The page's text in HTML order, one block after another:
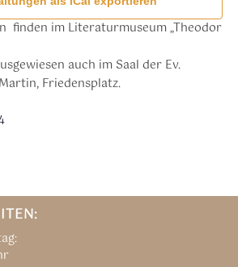
finden im Literaturmuseum „Theodor
auch im Saal der Ev.
Friedensplatz.